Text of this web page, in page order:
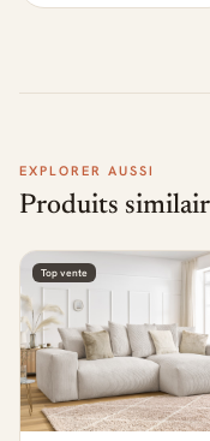
EXPLORER AUSSI
Produits
Top vente